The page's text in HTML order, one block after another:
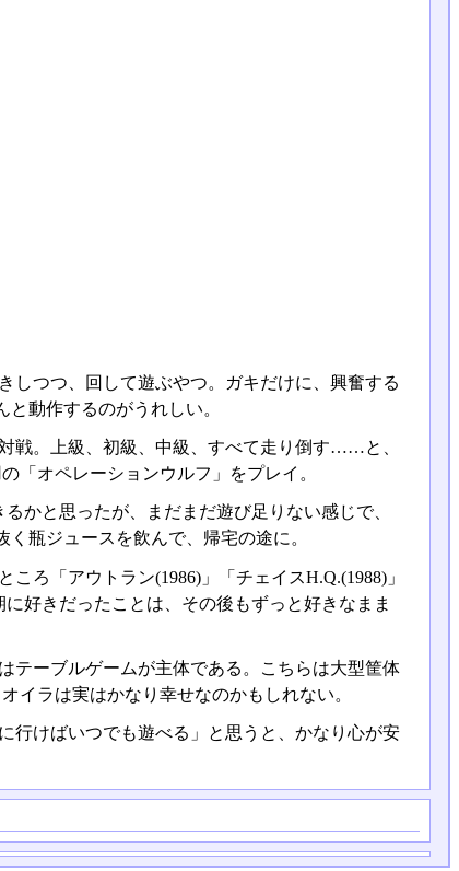
しつつ、回して遊ぶやつ。ガキだけに、興奮する
動作するのがうれしい。
戦。上級、初級、中級、すべて走り倒す……と、
「オペレーションウルフ」をプレイ。
かと思ったが、まだまだ遊び足りない感じで、
瓶ジュースを飲んで、帰宅の途に。
ろ「アウトラン(1986)」「チェイスH.Q.(1988)」
好きだったことは、その後もずっと好きなまま
テーブルゲームが主体である。こちらは大型筐体
イラは実はかなり幸せなのかもしれない。
行けばいつでも遊べる」と思うと、かなり心が安